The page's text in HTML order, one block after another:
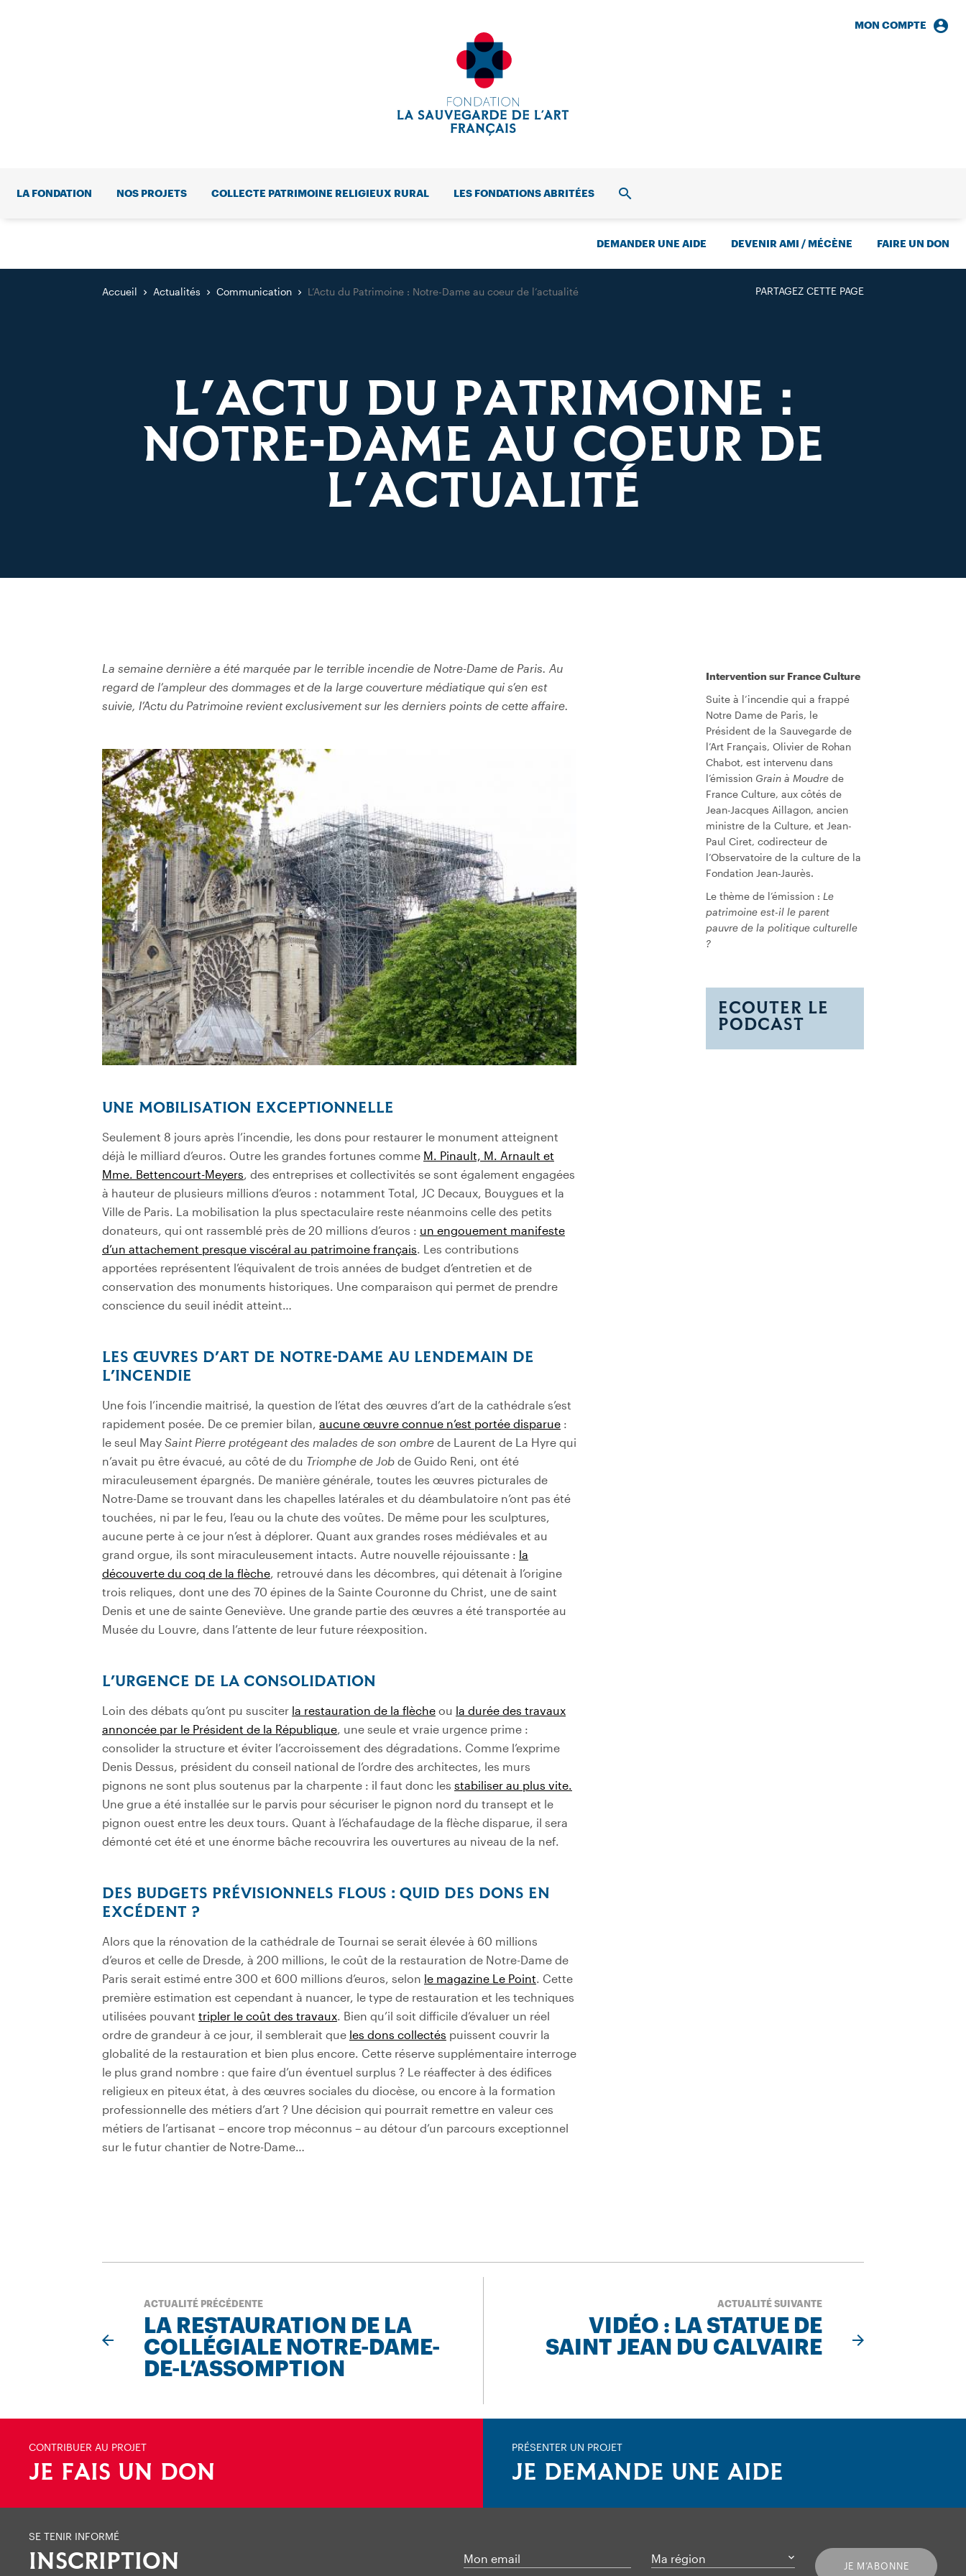
MON COMPTE
LA FONDATION NOS PROJETS COLLECTE PATRIMOINE RELIGIEUX RURAL LES FONDATIONS ABRITÉES RECHERCHE
DEMANDER UNE AIDE DEVENIR AMI / MÉCÈNE FAIRE UN DON
PARTAGEZ CETTE PAGE
Accueil Actualités Communication L’Actu du Patrimoine : Notre-Dame au coeur de l’actualité
L’ACTU DU PATRIMOINE :
NOTRE-DAME AU COEUR DE
L’ACTUALITÉ
La semaine dernière a été marquée par le terrible incendie de Notre-Dame de Paris. Au
regard de l’ampleur des dommages et de la large couverture médiatique qui s’en est
suivie, l’Actu du Patrimoine revient exclusivement sur les derniers points de cette affaire.
UNE MOBILISATION EXCEPTIONNELLE
Seulement 8 jours après l’incendie, les dons pour restaurer le monument atteignent
déjà le milliard d’euros. Outre les grandes fortunes comme M. Pinault, M. Arnault et
Mme. Bettencourt-Meyers, des entreprises et collectivités se sont également engagées
à hauteur de plusieurs millions d’euros : notamment Total, JC Decaux, Bouygues et la
Ville de Paris. La mobilisation la plus spectaculaire reste néanmoins celle des petits
donateurs, qui ont rassemblé près de 20 millions d’euros : un engouement manifeste
d’un attachement presque viscéral au patrimoine français. Les contributions
apportées représentent l’équivalent de trois années de budget d’entretien et de
conservation des monuments historiques. Une comparaison qui permet de prendre
conscience du seuil inédit atteint…
LES ŒUVRES D’ART DE NOTRE-DAME AU LENDEMAIN DE
L’INCENDIE
Une fois l’incendie maitrisé, la question de l’état des œuvres d’art de la cathédrale s’est
rapidement posée. De ce premier bilan, aucune œuvre connue n’est portée disparue :
le seul May Saint Pierre protégeant des malades de son ombre de Laurent de La Hyre qui
n’avait pu être évacué, au côté de du Triomphe de Job de Guido Reni, ont été
miraculeusement épargnés. De manière générale, toutes les œuvres picturales de
Notre-Dame se trouvant dans les chapelles latérales et du déambulatoire n’ont pas été
touchées, ni par le feu, l’eau ou la chute des voûtes. De même pour les sculptures,
aucune perte à ce jour n’est à déplorer. Quant aux grandes roses médiévales et au
grand orgue, ils sont miraculeusement intacts. Autre nouvelle réjouissante : la
découverte du coq de la flèche, retrouvé dans les décombres, qui détenait à l’origine
trois reliques, dont une des 70 épines de la Sainte Couronne du Christ, une de saint
Denis et une de sainte Geneviève. Une grande partie des œuvres a été transportée au
Musée du Louvre, dans l’attente de leur future réexposition.
L’URGENCE DE LA CONSOLIDATION
Loin des débats qu’ont pu susciter la restauration de la flèche ou la durée des travaux
annoncée par le Président de la République, une seule et vraie urgence prime :
consolider la structure et éviter l’accroissement des dégradations. Comme l’exprime
Denis Dessus, président du conseil national de l’ordre des architectes, les murs
pignons ne sont plus soutenus par la charpente : il faut donc les stabiliser au plus vite.
Une grue a été installée sur le parvis pour sécuriser le pignon nord du transept et le
pignon ouest entre les deux tours. Quant à l’échafaudage de la flèche disparue, il sera
démonté cet été et une énorme bâche recouvrira les ouvertures au niveau de la nef.
DES BUDGETS PRÉVISIONNELS FLOUS : QUID DES DONS EN
EXCÉDENT ?
Alors que la rénovation de la cathédrale de Tournai se serait élevée à 60 millions
d’euros et celle de Dresde, à 200 millions, le coût de la restauration de Notre-Dame de
Paris serait estimé entre 300 et 600 millions d’euros, selon le magazine Le Point. Cette
première estimation est cependant à nuancer, le type de restauration et les techniques
utilisées pouvant tripler le coût des travaux. Bien qu’il soit difficile d’évaluer un réel
ordre de grandeur à ce jour, il semblerait que les dons collectés puissent couvrir la
globalité de la restauration et bien plus encore. Cette réserve supplémentaire interroge
le plus grand nombre : que faire d’un éventuel surplus ? Le réaffecter à des édifices
religieux en piteux état, à des œuvres sociales du diocèse, ou encore à la formation
professionnelle des métiers d’art ? Une décision qui pourrait remettre en valeur ces
métiers de l’artisanat – encore trop méconnus – au détour d’un parcours exceptionnel
sur le futur chantier de Notre-Dame…
Intervention sur France Culture
Suite à l’incendie qui a frappé
Notre Dame de Paris, le
Président de la Sauvegarde de
l’Art Français, Olivier de Rohan
Chabot, est intervenu dans
l’émission Grain à Moudre de
France Culture, aux côtés de
Jean-Jacques Aillagon, ancien
ministre de la Culture, et Jean-
Paul Ciret, codirecteur de
l’Observatoire de la culture de la
Fondation Jean-Jaurès.
Le thème de l’émission : Le
patrimoine est-il le parent
pauvre de la politique culturelle
?
ECOUTER LE
PODCAST
ACTUALITÉ PRÉCÉDENTE
LA RESTAURATION DE LA
COLLÉGIALE NOTRE-DAME-
DE-L’ASSOMPTION
ACTUALITÉ SUIVANTE
VIDÉO : LA STATUE DE
SAINT JEAN DU CALVAIRE
CONTRIBUER AU PROJET
JE FAIS UN DON
PRÉSENTER UN PROJET
JE DEMANDE UNE AIDE
SE TENIR INFORMÉ
INSCRIPTION
Mon email Ma région
JE M’ABONNE